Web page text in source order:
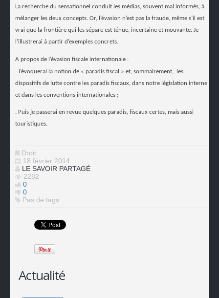
La recherche du sensationnel conduit les médias, souvent mal informés, à
mélanger les deux concepts. Or, l’évasion n’est pas la fraude, même s’il est
vrai que la frontière qui les sépare est ténue, incertaine et mouvante. Je
l’illustrerai à partir d’exemples concrets.
A propos de l’évasion fiscale internationale :
. J’évoquerai la notion de « paradis fiscal » et, sommairement,
les
dispositifs de lutte contre les paradis fiscaux, dans notre législation interne
et dans les conventions internationales ;
. Puis je passerai en revue quelques paradis, fiscaux certes, mais aussi
touristiques.
Droit
18 février 2014
LE SAVOIR PARTAGÉ
2282
0
0
Pas de tags
Actualité